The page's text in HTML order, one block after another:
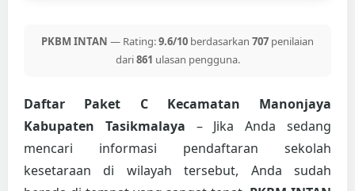
PKBM INTAN — Rating:9.6/10 berdasarkan 707 penilaian
dari861 ulasan pengguna.
Daftar Paket C Kecamatan Manonjaya
Kabupaten Tasikmalaya – Jika Anda sedang
mencari informasi pendaftaran sekolah
kesetaraan di wilayah tersebut, Anda sudah